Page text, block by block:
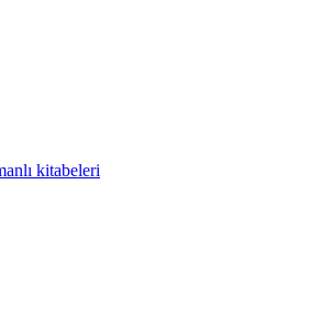
kitabeleri